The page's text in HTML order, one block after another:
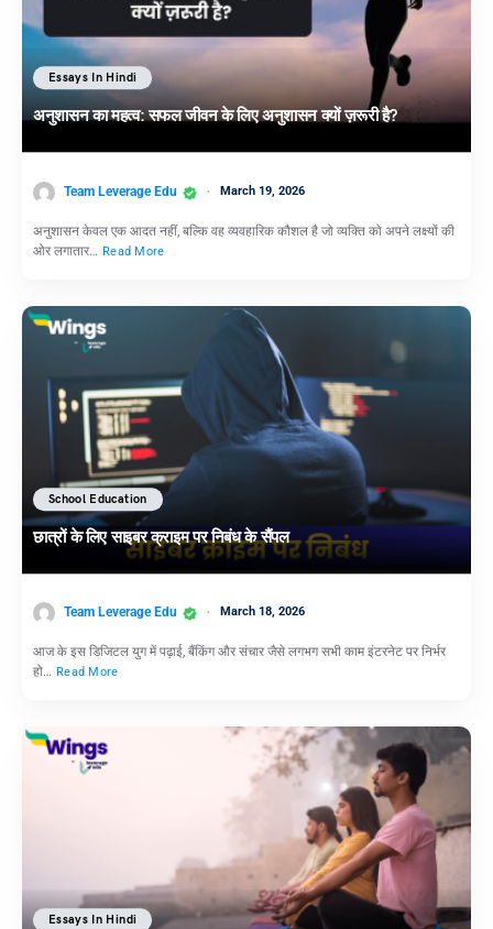
Essays In Hindi
अनुशासन का महत्व: सफल जीवन के लिए अनुशासन क्यों ज़रूरी है?
Team Leverage Edu March 19, 2026
अनुशासन केवल एक आदत नहीं, बल्कि वह व्यवहारिक कौशल है जो व्यक्ति को अपने लक्ष्यों की
ओर लगातार… Read More
School Education
छात्रों के लिए साइबर क्राइम पर निबंध के सैंपल
Team Leverage Edu March 18, 2026
आज के इस डिजिटल युग में पढ़ाई, बैंकिंग और संचार जैसे लगभग सभी काम इंटरनेट पर निर्भर
हो… Read More
Essays In Hindi